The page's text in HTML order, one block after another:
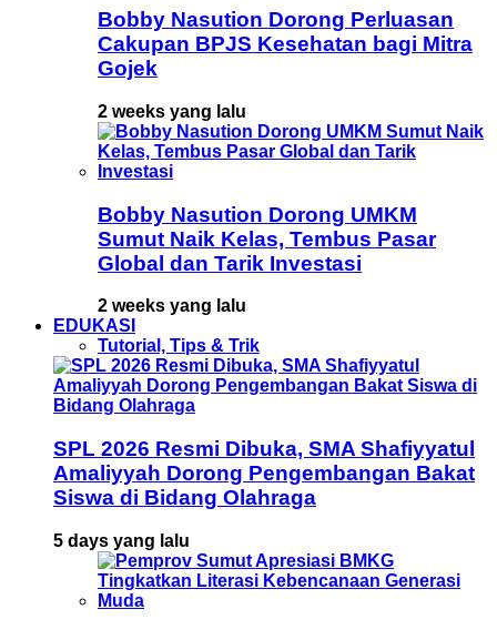
Bobby Nasution Dorong Perluasan
Cakupan BPJS Kesehatan bagi Mitra
Gojek
2 weeks yang lalu
Bobby Nasution Dorong UMKM
Sumut Naik Kelas, Tembus Pasar
Global dan Tarik Investasi
2 weeks yang lalu
EDUKASI
Tutorial, Tips & Trik
SPL 2026 Resmi Dibuka, SMA Shafiyyatul
Amaliyyah Dorong Pengembangan Bakat
Siswa di Bidang Olahraga
5 days yang lalu